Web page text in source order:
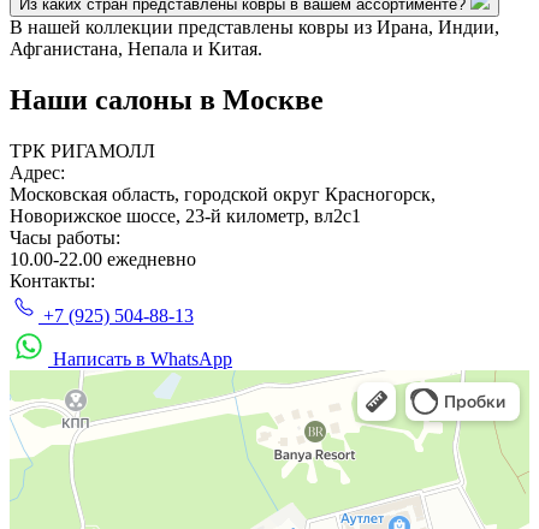
Из каких стран представлены ковры в вашем ассортименте?
В нашей коллекции представлены ковры из Ирана, Индии,
Афганистана, Непала и Китая.
Наши салоны в Москве
ТРК РИГАМОЛЛ
Адрес:
Московская область, городской округ Красногорск,
Новорижское шоссе, 23-й километр, вл2с1
Часы работы:
10.00-22.00 ежедневно
Контакты:
+7 (925) 504-88-13
Написать в WhatsApp